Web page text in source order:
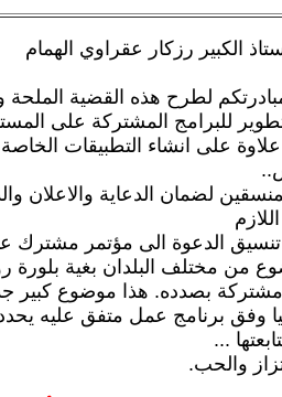
الكبير رزكار عقراوي الهمام
لطرح هذه القضية الملحة
للبرامج المشتركة على
علاوة على انشاء التطبيقات
لضمان الدعاية والاعلان
الدعوة الى مؤتمر مشترك
من مختلف البلدان بغية
مشتركة بصدده. هذا موضوع كبير
وفق برنامج عمل متفق عليه
...
والحب.